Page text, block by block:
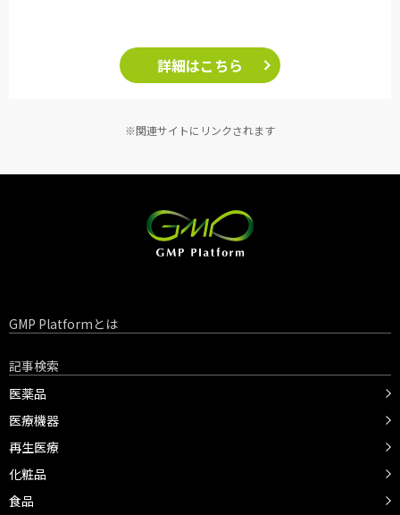
詳細はこちら
※関連サイトにリンクされます
GMP Platformとは
記事検索
医薬品
医療機器
再生医療
化粧品
食品